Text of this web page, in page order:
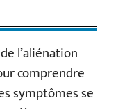
l’aliénation
comprendre
symptômes se